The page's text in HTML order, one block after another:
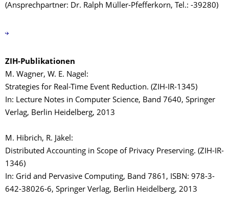
(Ansprechpartner: Dr. Ralph Müller-Pfefferkorn, Tel.: -39280)
ZIH-Publikationen
M. Wagner, W. E. Nagel:
Strategies for Real-Time Event Reduction. (ZIH-IR-1345)
In: Lecture Notes in Computer Science, Band 7640, Springer
Verlag, Berlin Heidelberg, 2013
M. Hibrich, R. Jäkel:
Distributed Accounting in Scope of Privacy Preserving. (ZIH-IR-
1346)
In: Grid and Pervasive Computing, Band 7861, ISBN: 978-3-
642-38026-6, Springer Verlag, Berlin Heidelberg, 2013